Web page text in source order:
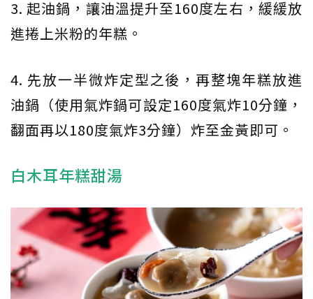
3. 起油鍋，讓油溫提升至160度左右，緩緩放
進捲上米粉的年糕。
4. 先放一半微炸定型之後，再整塊年糕放進
油鍋（使用氣炸鍋可設定160度氣炸10分鐘，
翻面再以180度氣炸3分鐘）炸至金黃即可。
白木耳年糕甜湯